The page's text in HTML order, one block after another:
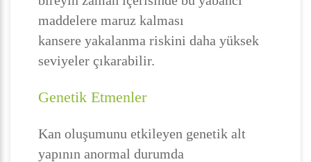
maddelere maruz kalması
kansere yakalanma riskini daha yüksek
seviyeler çıkarabilir.
Genetik Etmenler
Kan oluşumunu etkileyen genetik alt
yapının anormal durumda